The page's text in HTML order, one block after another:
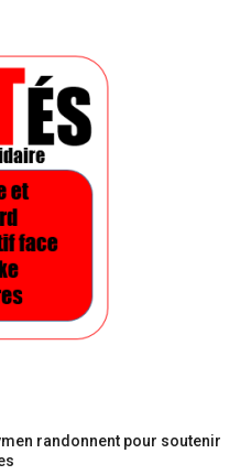
randonnent pour soutenir